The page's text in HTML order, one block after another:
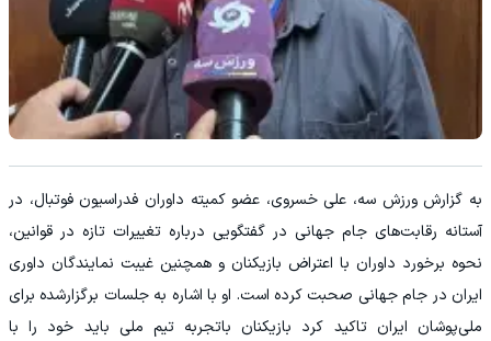
به گزارش ورزش سه، علی خسروی، عضو کمیته داوران فدراسیون فوتبال، در
آستانه رقابت‌های جام جهانی در گفتگویی درباره تغییرات تازه در قوانین،
نحوه برخورد داوران با اعتراض بازیکنان و همچنین غیبت نمایندگان داوری
ایران در جام جهانی صحبت کرده است. او با اشاره به جلسات برگزارشده برای
ملی‌پوشان ایران تاکید کرد بازیکنان باتجربه تیم ملی باید خود را با